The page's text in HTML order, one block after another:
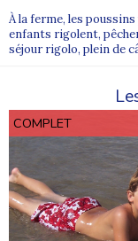
garantir un bon
sont toujours pris en
Quelle est la durée
principalement
Où trouver les
Vous pouvez
Supernova Juniors
le plus adapté à votre
À la ferme, les
enfants rigolent,
séjour rigolo, plein de
COMPLET